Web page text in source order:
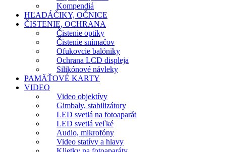
Kompendiá
HĽADÁČIKY, OČNICE
ČISTENIE, OCHRANA
Čistenie optiky
Čistenie snímačov
Ofukovcie balóniky
Ochrana LCD displeja
Silikónové návleky
PAMÄŤOVÉ KARTY
VIDEO
Video objektívy
Gimbaly, stabilizátory
LED svetlá na fotoaparát
LED svetlá veľké
Audio, mikrofóny
Video statívy a hlavy